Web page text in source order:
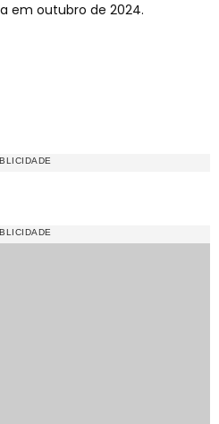
em outubro de 2024.